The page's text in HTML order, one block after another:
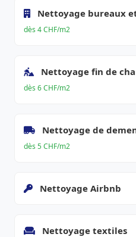
Nettoyage bureaux
dès 4 CHF/m2
Nettoyage fin de
dès 6 CHF/m2
Nettoyage de
dès 5 CHF/m2
Nettoyage Airbnb
Nettoyage textiles